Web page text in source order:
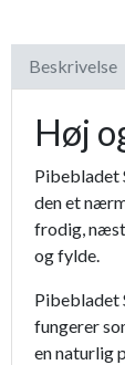
Beskrivelse
Høj
Pibebladet
den et
frodig,
og fylde.
Pibebladet
fungerer
en naturlig